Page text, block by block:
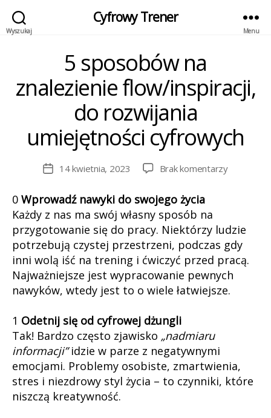
Wyszukaj
Cyfrowy Trener
Menu
Kategorie
5 sposobów na
znalezienie flow/inspiracji,
do rozwijania
umiejętności cyfrowych
Data14 kwietnia, 2023 Brak komentarzydo
flow/
do
rozwijania
cyfrowych
0 Wprowadź nawyki do swojego życia
Każdy z nas ma swój własny sposób na
przygotowanie się do pracy. Niektórzy ludzie
potrzebują czystej przestrzeni, podczas gdy
inni wolą iść na trening i ćwiczyć przed pracą.
Najważniejsze jest wypracowanie pewnych
nawyków, wtedy jest to o wiele łatwiejsze.
1 Odetnij się od cyfrowej dżungli
Tak! Bardzo często zjawisko „nadmiaru
informacji”idzie w parze z negatywnymi
emocjami. Problemy osobiste, zmartwienia,
stres i niezdrowy styl życia – to czynniki, które
niszczą kreatywność.